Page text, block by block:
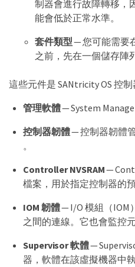
制器會進行故障轉移，
能會低於正常水準。
套件類型— 您可能需要
之前，先在一個儲存陣
這些元件是 SANtricity OS 控
管理軟體— System
控制器韌體— 控制器韌體
。
Controller NVSRAM—
檔案，用於指定控制器的預
IOM 韌體— I/O 模組（IOM
之間的連線。它也會監控
Supervisor 軟體—
器，軟體在該虛擬機器中執